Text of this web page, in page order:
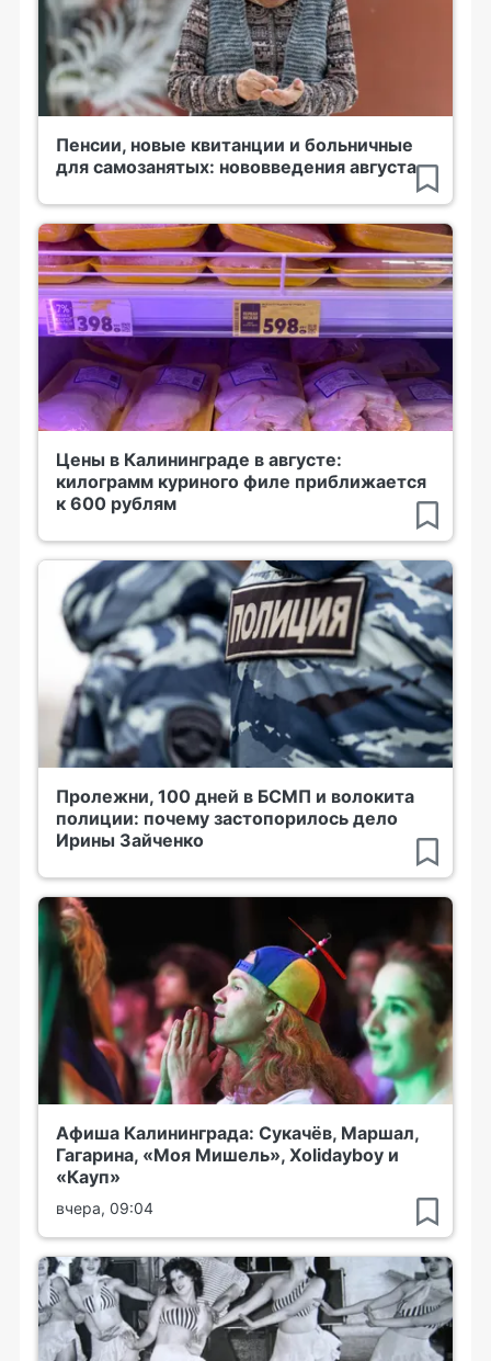
Пенсии, новые квитанции и больничные
для самозанятых: нововведения августа
Цены в Калининграде в августе:
килограмм куриного филе приближается
к 600 рублям
Пролежни, 100 дней в БСМП и волокита
полиции: почему застопорилось дело
Ирины Зайченко
Афиша Калининграда: Сукачёв, Маршал,
Гагарина, «Моя Мишель», Xolidayboy и
«Кауп»
вчера, 09:04